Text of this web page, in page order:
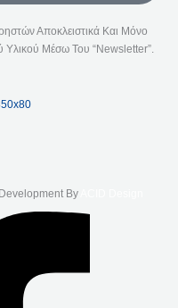
Αποκλειστικά Και Μόνο
Υλικού Μέσω Του “Newsletter”.
By